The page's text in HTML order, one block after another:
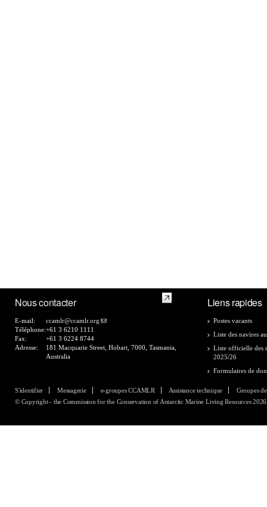
Nous contacter
E-mail:
ccamlr@ccamlr.org
Téléphone:+61 3 6210 1111
Fax:
+61 3 6224 8744
Adresse:
181 Macquarie Street, Hobart, 7000, Tasmania,
Australia
Liens rapides
Postes vacants
Liste des navires
Liste officielle des
2025/26
Formulaires de
S'identifier Messagerie e-groupes CCAMLR Assistance technique
Groupes
© Copyright - the Commission for the Conservation of Antarctic Marine Living Resources